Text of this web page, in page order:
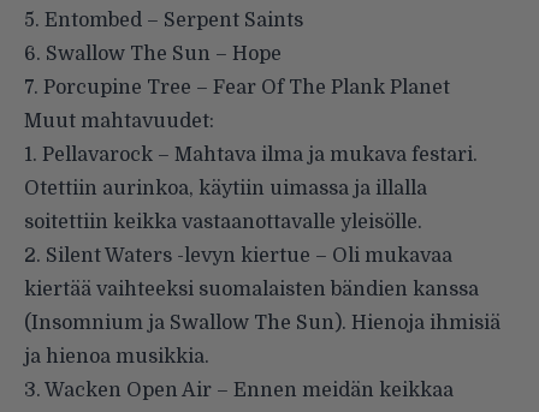
5. Entombed – Serpent Saints
6. Swallow The Sun – Hope
7. Porcupine Tree – Fear Of The Plank Planet
Muut mahtavuudet:
1. Pellavarock – Mahtava ilma ja mukava festari.
Otettiin aurinkoa, käytiin uimassa ja illalla
soitettiin keikka vastaanottavalle yleisölle.
2. Silent Waters -levyn kiertue – Oli mukavaa
kiertää vaihteeksi suomalaisten bändien kanssa
(Insomnium ja Swallow The Sun). Hienoja ihmisiä
ja hienoa musikkia.
3. Wacken Open Air – Ennen meidän keikkaa